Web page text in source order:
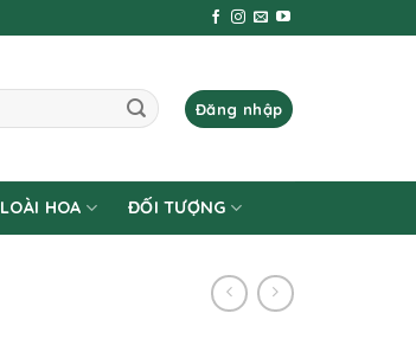
Đăng nhập
LOÀI HOA ĐỐI TƯỢNG